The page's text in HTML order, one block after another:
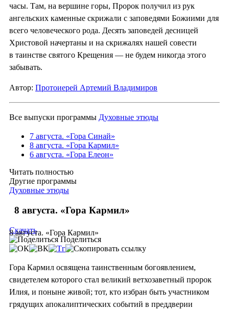
часы. Там, на вершине горы, Пророк получил из рук
ангельских каменные скрижали с заповедями Божиими для
всего человеческого рода. Десять заповедей десницей
Христовой начертаны и на скрижалях нашей совести
в таинстве святого Крещения — не будем никогда этого
забывать.
Автор: Протоиерей Артемий Владимиров
Все выпуски программы Духовные этюды
7 августа. «Гора Синай»
8 августа. «Гора Кармил»
6 августа. «Гора Елеон»
Читать полностью
Другие программы
Духовные этюды
8 августа. «Гора Кармил»
8 августа. «Гора Кармил»
Скачать
Поделиться
Гора Кармил освящена таинственным богоявлением,
свидетелем которого стал великий ветхозаветный пророк
Илия, и поныне живой; тот, кто избран быть участником
грядущих апокалиптических событий в преддверии